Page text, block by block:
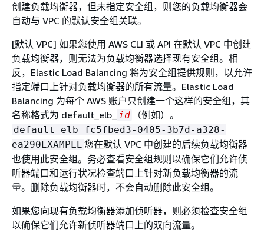
创建负载均衡器，但未指定安全组，则您的负载均衡器会
自动与 VPC 的默认安全组关联。
[默认 VPC] 如果您使用 AWS CLI 或 API 在默认 VPC 中创建
负载均衡器，则无法为负载均衡器选择现有安全组。相
反，Elastic Load Balancing 将为安全组提供规则，以允许
指定端口上针对负载均衡器的所有流量。Elastic Load
Balancing 为每个 AWS 账户只创建一个这样的安全组，其
名称格式为 default_elb_ id （例如）。
default_elb_fc5fbed3-0405-3b7d-a328-
ea290EXAMPLE 您在默认 VPC 中创建的后续负载均衡器
也使用此安全组。务必查看安全组规则以确保它们允许侦
听器端口和运行状况检查端口上针对新负载均衡器的流
量。删除负载均衡器时，不会自动删除此安全组。
如果您向现有负载均衡器添加侦听器，则必须检查安全组
以确保它们允许新侦听器端口上的双向流量。